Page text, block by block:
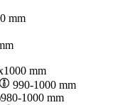
mm
mm
990-1000 mm
980-1000 mm